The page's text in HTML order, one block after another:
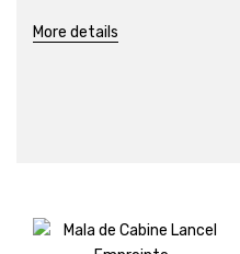
More details